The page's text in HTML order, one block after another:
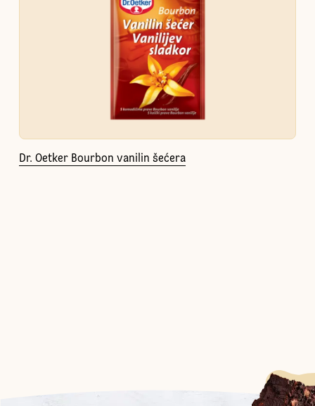
Dr. Oetker Bourbon vanilin šećera